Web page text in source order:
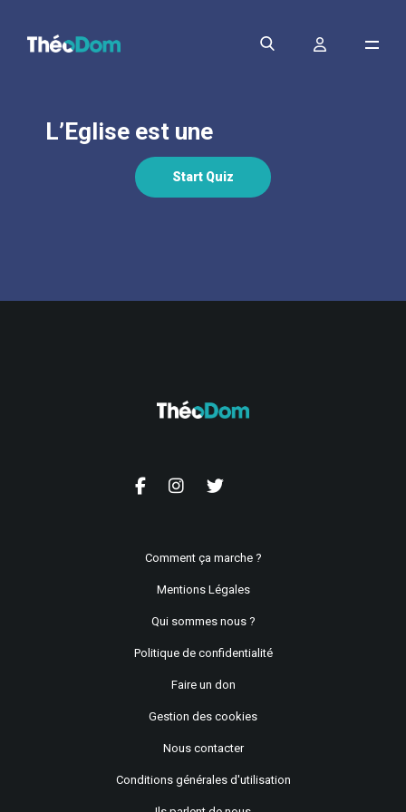
L’Eglise est une
Comment ça marche ?
Mentions Légales
Qui sommes nous ?
Politique de confidentialité
Faire un don
Gestion des cookies
Nous contacter
Conditions générales d'utilisation